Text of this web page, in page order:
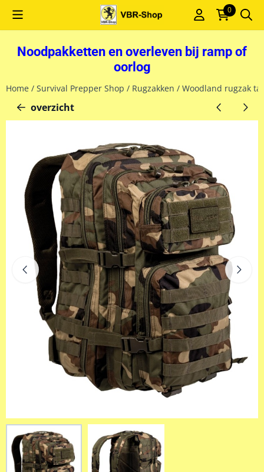
Cookievoorkeuren zijn momenteel gesloten. 0
Noodpakketten en overleven bij ramp of
oorlog
Home / Survival Prepper Shop / Rugzakken / Woodland rugzak
overzicht